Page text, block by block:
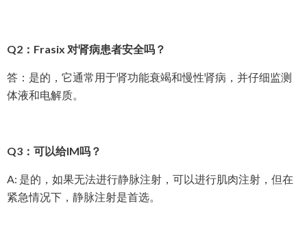
Q2：Frasix 对肾病患者安全吗？
答：是的，它通常用于肾功能衰竭和慢性肾病，并仔细监测
体液和电解质。
Q3：可以给IM吗？
A: 是的，如果无法进行静脉注射，可以进行肌肉注射，但在
紧急情况下，静脉注射是首选。